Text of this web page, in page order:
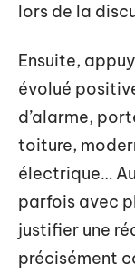
lors de la
Ensuite,
évolué
d’alarme,
toiture,
électrique…
parfois avec
justifier une
précisément